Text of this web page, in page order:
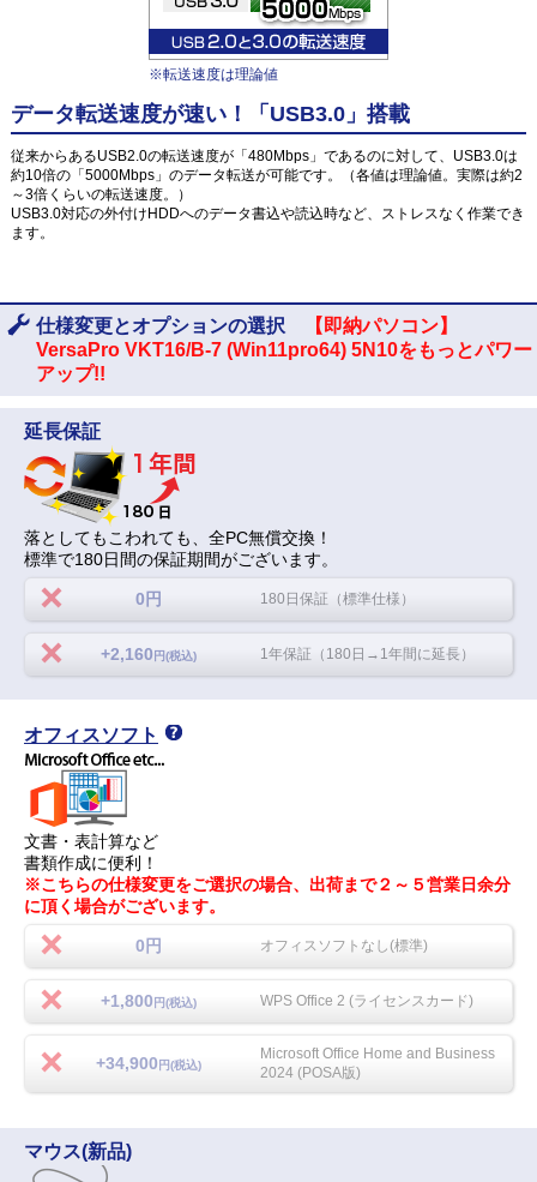
※転送速度は理論値
データ転送速度が速い！「USB3.0」搭載
従来からあるUSB2.0の転送速度が「480Mbps」であるのに対して、USB3.0は
約10倍の「5000Mbps」のデータ転送が可能です。（各値は理論値。実際は約2
～3倍くらいの転送速度。）
USB3.0対応の外付けHDDへのデータ書込や読込時など、ストレスなく作業でき
ます。
仕様変更とオプションの選択
【即納パソコン】
VersaPro VKT16/B-7 (Win11pro64) 5N10をもっとパワー
アップ!!
延長保証
落としてもこわれても、全PC無償交換！
標準で180日間の保証期間がございます。
0円 180日保証（標準仕様）
+2,160 円(税込) 1年保証（180日→1年間に延長）
オフィスソフト
文書・表計算など
書類作成に便利！
※こちらの仕様変更をご選択の場合、出荷まで２～５営業日余分
に頂く場合がございます。
0円 オフィスソフトなし(標準)
+1,800 円(税込) WPS Office 2 (ライセンスカード)
+34,900 円(税込)
Microsoft Office Home and Business
2024 (POSA版)
マウス(新品)